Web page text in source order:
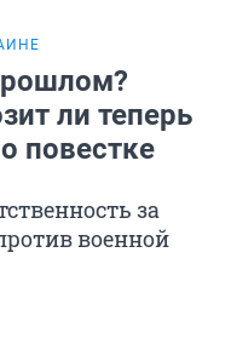
ли теперь
повестке
за
военной